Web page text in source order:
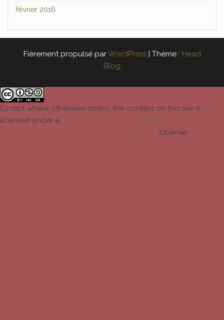
février 2016
Fièrement propulsé parWordPress | Thème : Head
Blog
Except where otherwise noted, the content on this site is
licensed under a Creative Commons Attribution-
NonCommercial-ShareAlike 4.0 International License.